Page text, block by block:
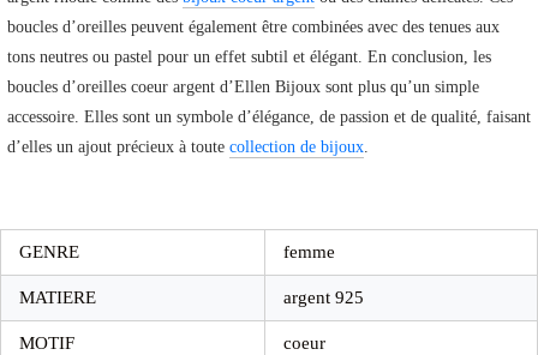
boucles d’oreilles peuvent également être combinées avec des tenues aux
tons neutres ou pastel pour un effet subtil et élégant. En conclusion, les
boucles d’oreilles coeur argent d’Ellen Bijoux sont plus qu’un simple
accessoire. Elles sont un symbole d’élégance, de passion et de qualité, faisant
d’elles un ajout précieux à toute collection de bijoux.
GENRE femme
MATIERE argent 925
MOTIF coeur